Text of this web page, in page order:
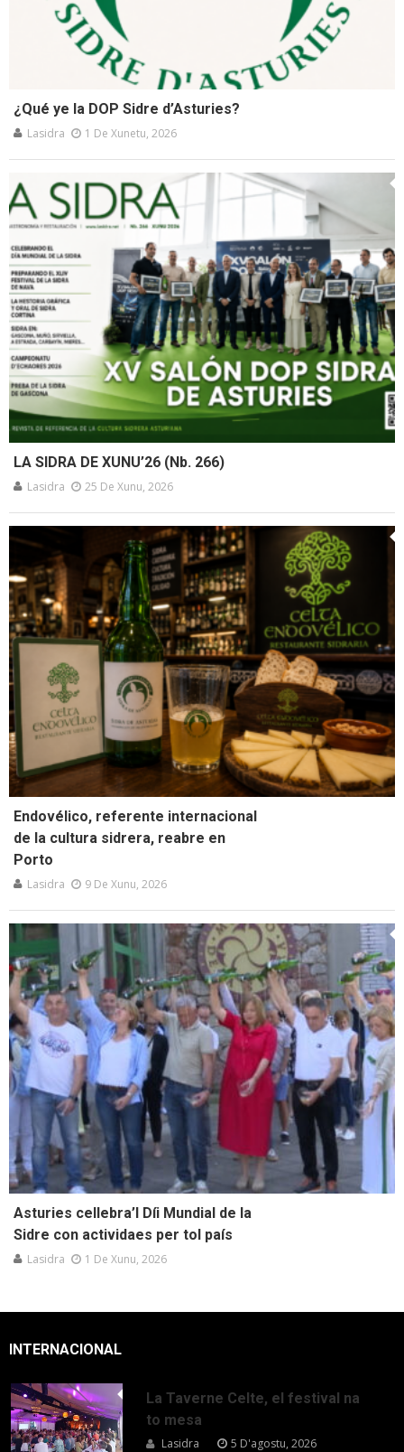
¿Qué ye la DOP Sidre d’Asturies?
Lasidra 1 De Xunetu, 2026
LA SIDRA DE XUNU’26 (Nb. 266)
Lasidra 25 De Xunu, 2026
Endovélico, referente internacional
de la cultura sidrera, reabre en
Porto
Lasidra 9 De Xunu, 2026
Asturies cellebra’l Díi Mundial de la
Sidre con actividaes per tol país
Lasidra 1 De Xunu, 2026
INTERNACIONAL
La Taverne Celte, el festival na
to mesa
Lasidra 5 D'agostu, 2026